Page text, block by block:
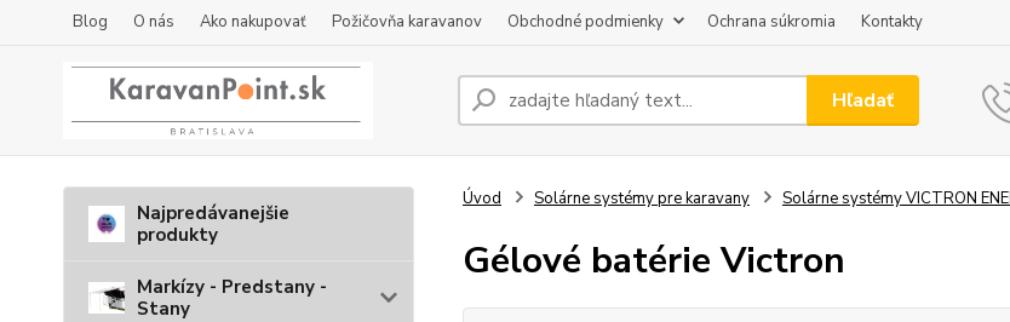
Blog O nás Ako nakupovať Požičovňa karavanov Obchodné podmienky Ochrana súkromia Kontakty
Hľadať
Najpredávanejšie
produkty
Markízy - Predstany -
Stany
Úvod Solárne systémy pre karavany Solárne systémy VICTRON
Gélové batérie Victron